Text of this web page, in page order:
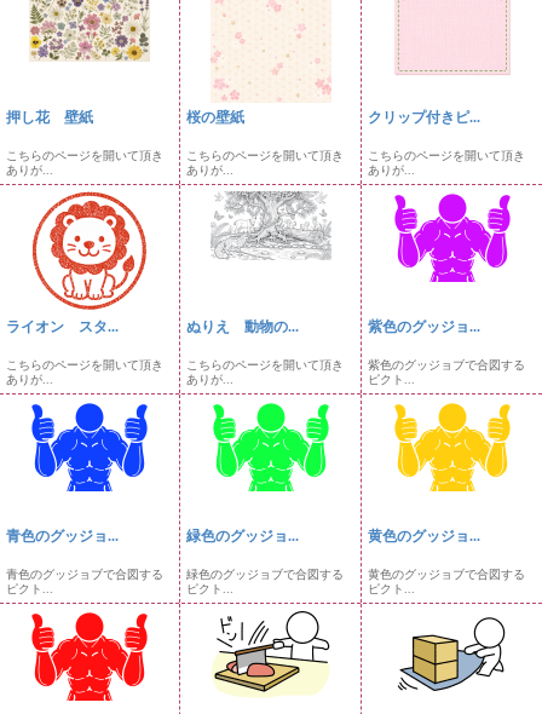
押し花 壁紙
こちらのページを開いて頂き
ありが...
桜の壁紙
こちらのページを開いて頂き
ありが...
クリップ付きピ...
こちらのページを開いて頂き
ありが...
ライオン スタ...
こちらのページを開いて頂き
ありが...
ぬりえ 動物の...
こちらのページを開いて頂き
ありが...
紫色のグッジョ...
紫色のグッジョブで合図する
ピクト...
青色のグッジョ...
青色のグッジョブで合図する
ピクト...
緑色のグッジョ...
緑色のグッジョブで合図する
ピクト...
黄色のグッジョ...
黄色のグッジョブで合図する
ピクト...